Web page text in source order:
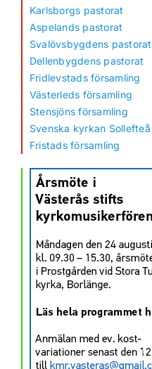
Karlsborgs pastorat
Aspelands pastorat
Svalövsbygdens pastorat
Dellenbygdens pastorat
Fridlevstads församling
Västerleds församling
Stensjöns församling
Svenska kyrkan Sollefteå
Fristads församling